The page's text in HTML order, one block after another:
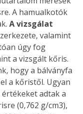
A hamualkotók
A vizsgálat
valamint
úgy fog
a vizsgált kőris.
hogy a bálványfa
a kőristől. Ugyan
adtak a
(0,762 g/cm3),